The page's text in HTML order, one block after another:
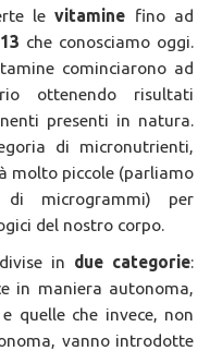
levitamine fino ad
13 che conosciamo oggi.
cominciarono ad
ottenendo risultati
presenti in natura.
di micronutrienti,
molto piccole (parliamo
microgrammi) per
del nostro corpo.
in due categorie:
in maniera autonoma,
quelle che invece, non
vanno introdotte